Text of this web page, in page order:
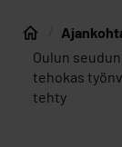
Etusivu
Oulun
tehokas
tehty